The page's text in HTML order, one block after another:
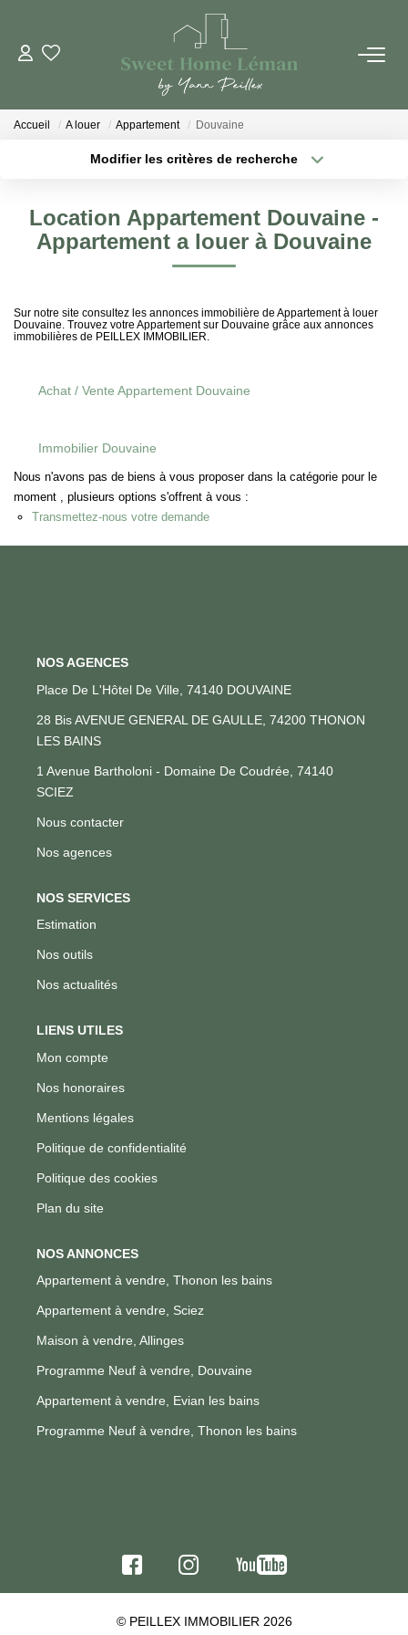
ACHETER
LES AGENCES
CONTACT
EN
Accueil A louer Appartement Douvaine
Modifier les critères de recherche
Plus de critères Créer une alerte
Location Appartement Douvaine -
Appartement a louer à Douvaine
Sur notre site consultez les annonces immobilière de Appartement à louer
Douvaine. Trouvez votre Appartement sur Douvaine grâce aux annonces
immobilières de PEILLEX IMMOBILIER.
Achat / Vente Appartement Douvaine
Immobilier Douvaine
Nous n'avons pas de biens à vous proposer dans la catégorie pour le
moment , plusieurs options s'offrent à vous :
Transmettez-nous votre demande
NOS AGENCES
Place De L'Hôtel De Ville, 74140 DOUVAINE
28 Bis AVENUE GENERAL DE GAULLE, 74200 THONON
LES BAINS
1 Avenue Bartholoni - Domaine De Coudrée, 74140
SCIEZ
Nous contacter
Nos agences
NOS SERVICES
Estimation
Nos outils
Nos actualités
LIENS UTILES
Mon compte
Nos honoraires
Mentions légales
Politique de confidentialité
Politique des cookies
Plan du site
NOS ANNONCES
Appartement à vendre, Thonon les bains
Appartement à vendre, Sciez
Maison à vendre, Allinges
Programme Neuf à vendre, Douvaine
Appartement à vendre, Evian les bains
Programme Neuf à vendre, Thonon les bains
© PEILLEX IMMOBILIER 2026